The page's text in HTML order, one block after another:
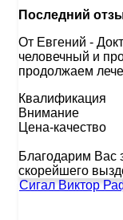
Последний
От Евгений -
человечный и
продолжаем
Квалификация
Внимание
Цена-качество
Благодарим Вас
скорейшего
Сигал Виктор